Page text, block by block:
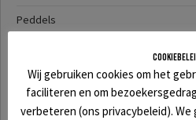
Peddels
SUP
Wij gebruiken cookies om het
faciliteren en om
verbeteren (ons privacybeleid). We